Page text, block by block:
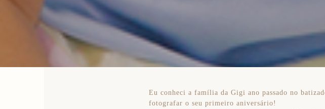
Eu conheci a família da Gigi ano passado no
fotografar o seu primeiro aniversário!